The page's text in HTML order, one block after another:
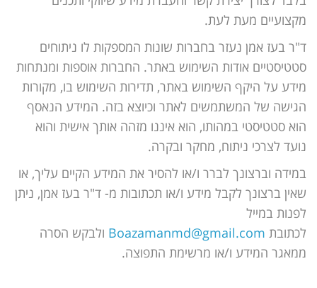
מקצועיים מעת לעת.
ד"ר בעז אמן נעזר בחברות שונות המספקות לו ניתוחים
סטטיסטיים אודות השימוש באתר. החברות אוספות ומנתחות
מידע על היקף השימוש באתר, תדירות השימוש בו, מקורות
הגישה של המשתמשים לאתר וכיוצא בזה. המידע הנאסף
הוא סטטיסטי במהותו, הוא איננו מזהה אותך אישית והוא
נועד לצרכי ניתוח, מחקר ובקרה.
במידה וברצונך לברר ו/או להסיר את המידע הקיים עליך, או
שאין ברצונך לקבל מידע ו/או תכתובות מ- ד"ר בעז אמן, ניתן
לפנות במייל
לכתובת Boazamanmd@gmail.com ולבקש הסרה
ממאגר המידע ו/או מרשימת התפוצה.